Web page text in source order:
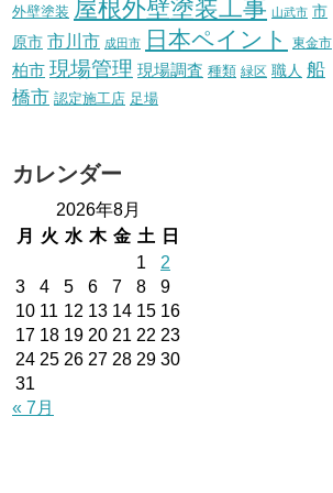
外壁塗装 屋根外壁塗装工事 山武市 市
原市 市川市 成田市 日本ペイント 東金市
柏市 現場管理 現場調査 種類 緑区 職人 船
橋市 認定施工店 足場
カレンダー
2026年8月
月
火 水 木 金 土
日
1
2
3
4 5 6 7 8
9
10 11 12 13 14 15 16
17 18 19 20 21 22 23
24 25 26 27 28 29 30
31
« 7月